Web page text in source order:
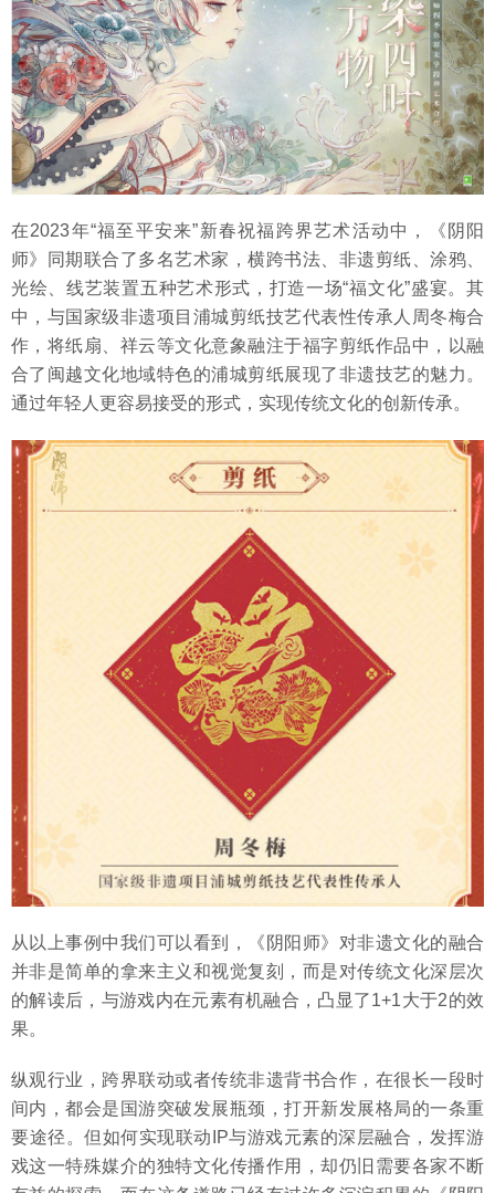
在2023年“福至平安来”新春祝福跨界艺术活动中，《阴阳
师》同期联合了多名艺术家，横跨书法、非遗剪纸、涂鸦、
光绘、线艺装置五种艺术形式，打造一场“福文化”盛宴。其
中，与国家级非遗项目浦城剪纸技艺代表性传承人周冬梅合
作，将纸扇、祥云等文化意象融注于福字剪纸作品中，以融
合了闽越文化地域特色的浦城剪纸展现了非遗技艺的魅力。
通过年轻人更容易接受的形式，实现传统文化的创新传承。
从以上事例中我们可以看到，《阴阳师》对非遗文化的融合
并非是简单的拿来主义和视觉复刻，而是对传统文化深层次
的解读后，与游戏内在元素有机融合，凸显了1+1大于2的效
果。
纵观行业，跨界联动或者传统非遗背书合作，在很长一段时
间内，都会是国游突破发展瓶颈，打开新发展格局的一条重
要途径。但如何实现联动IP与游戏元素的深层融合，发挥游
戏这一特殊媒介的独特文化传播作用，却仍旧需要各家不断